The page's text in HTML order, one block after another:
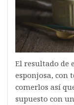
El resultado de
esponjosa, con
comerlos así
supuesto con